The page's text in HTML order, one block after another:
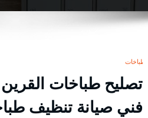
طباخات
فني صيانة تنظيف